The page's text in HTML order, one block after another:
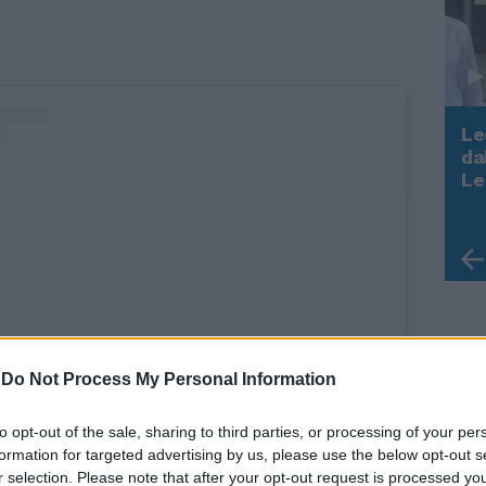
Do Not Process My Personal Information
opt-out of the sale, sharing to third parties, or processing of your
for targeted advertising by us, please use the below opt-out
selection. Please note that after your opt-out request is processed
post su Instagram